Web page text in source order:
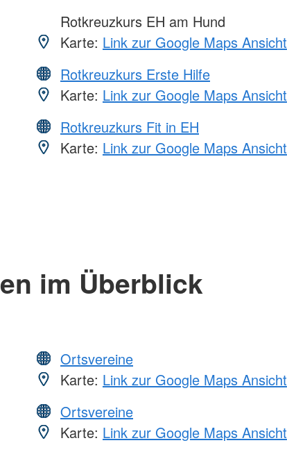
Rotkreuzkurs EH am Hund
Karte: Link zur Google Maps Ansicht
Rotkreuzkurs Erste Hilfe
Karte: Link zur Google Maps Ansicht
Rotkreuzkurs Fit in EH
Karte: Link zur Google Maps Ansicht
im Überblick
Ortsvereine
Karte: Link zur Google Maps Ansicht
Ortsvereine
Karte: Link zur Google Maps Ansicht